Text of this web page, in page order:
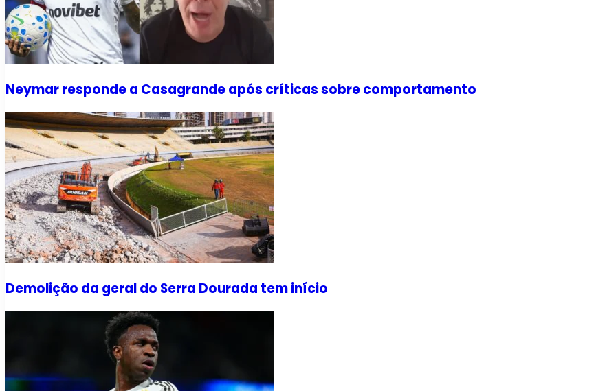
Neymar responde a Casagrande após críticas sobre comportamento
Demolição da geral do Serra Dourada tem início